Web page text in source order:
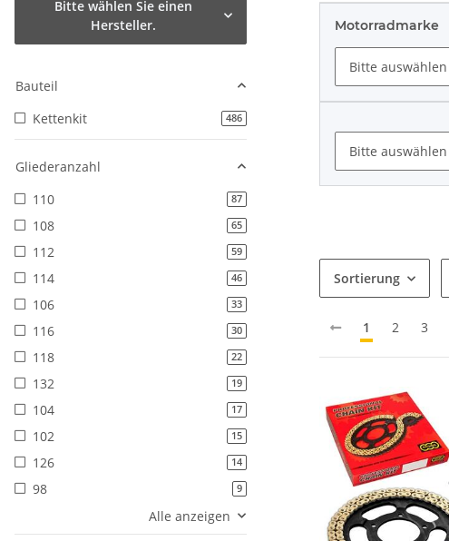
Motorradmarke
Sortierung
1 2 3
Bitte wählen Sie einen
Hersteller.
Bauteil
Kettenkit
486Artikel gefunden
Gliederanzahl
110
87Artikel gefunden
108 65Artikel gefunden
112 59Artikel gefunden
114 46Artikel gefunden
106 33Artikel gefunden
116 30Artikel gefunden
118 22Artikel gefunden
132 19Artikel gefunden
104 17Artikel gefunden
102 15Artikel gefunden
126 14Artikel gefunden
98 9Artikel gefunden
Alle anzeigen